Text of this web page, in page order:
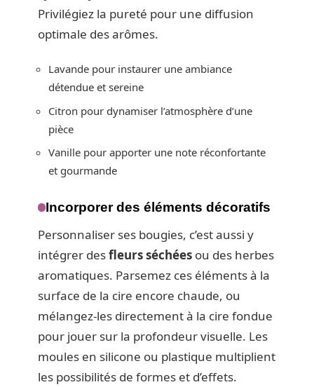
Privilégiez la pureté pour une diffusion
optimale des arômes.
Lavande pour instaurer une ambiance
détendue et sereine
Citron pour dynamiser l’atmosphère d’une
pièce
Vanille pour apporter une note réconfortante
et gourmande
Incorporer des éléments décoratifs
Personnaliser ses bougies, c’est aussi y
intégrer desfleurs séchées ou des herbes
aromatiques. Parsemez ces éléments à la
surface de la cire encore chaude, ou
mélangez-les directement à la cire fondue
pour jouer sur la profondeur visuelle. Les
moules en silicone ou plastique multiplient
les possibilités de formes et d’effets.